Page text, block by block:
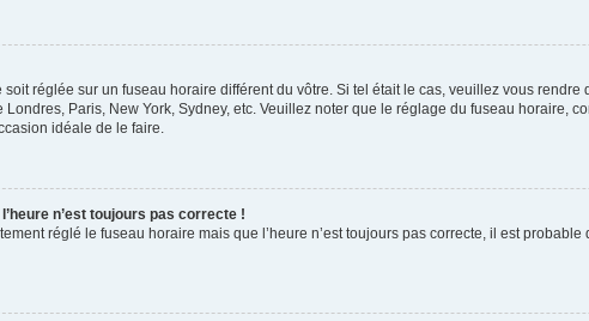
soit réglée sur un fuseau horaire différent du vôtre. Si tel était le cas, veuillez vous
Paris, New York, Sydney, etc. Veuillez noter que le réglage du fuseau horaire,
idéale de le faire.
n’est toujours pas correcte !
réglé le fuseau horaire mais que l’heure n’est toujours pas correcte, il est